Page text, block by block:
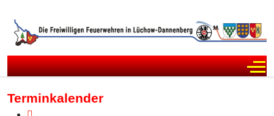
Terminkalender